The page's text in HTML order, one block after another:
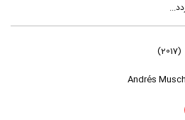
(2017)
Andrés